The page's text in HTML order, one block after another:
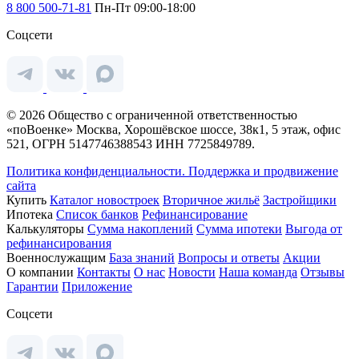
8 800 500-71-81 Пн-Пт 09:00-18:00
Соцсети
© 2026 Общество с ограниченной ответственностью
«поВоенке» Москва, Хорошёвское шоссе, 38к1, 5 этаж, офис
521, ОГРН 5147746388543 ИНН 7725849789.
Политика конфиденциальности. Поддержка и продвижение
сайта
Купить Каталог новостроек Вторичное жильё Застройщики
Ипотека Список банков Рефинансирование
Калькуляторы Сумма накоплений Сумма ипотеки Выгода от
рефинансирования
Военнослужащим База знаний Вопросы и ответы Акции
О компании Контакты О нас Новости Наша команда Отзывы
Гарантии Приложение
Соцсети